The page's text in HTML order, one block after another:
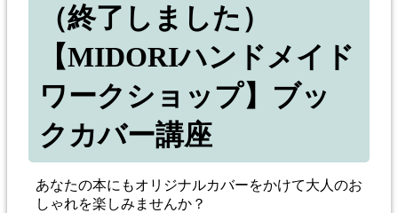
（終了しました）
【MIDORIハンドメイド
ワークショップ】ブッ
クカバー講座
あなたの本にもオリジナルカバーをかけて大人のお
しゃれを楽しみませんか？